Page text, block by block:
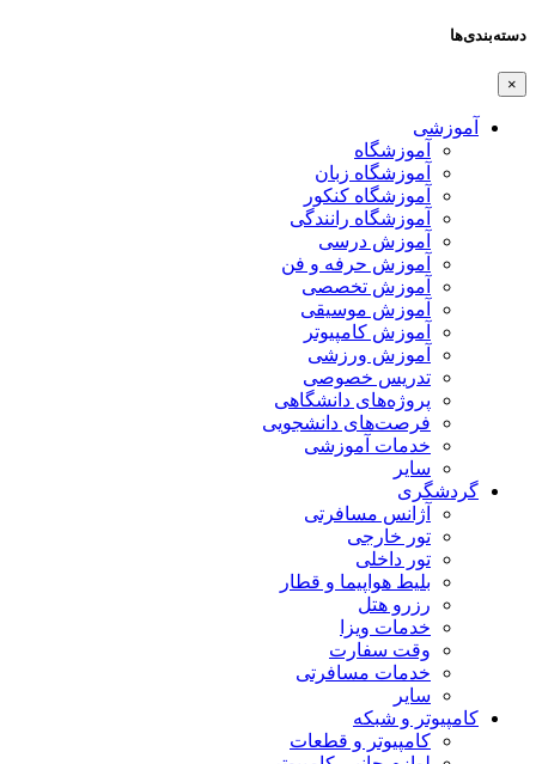
دسته‌بندی‌ها
×
آموزشی
آموزشگاه
آموزشگاه زبان
آموزشگاه کنکور
آموزشگاه رانندگی
آموزش درسی
آموزش حرفه و فن
آموزش تخصصی
آموزش موسیقی
آموزش کامپیوتر
آموزش ورزشی
تدریس خصوصی
پروژه‌های دانشگاهی
فرصت‌های دانشجویی
خدمات آموزشی
سایر
گردشگری
آژانس مسافرتی
تور خارجی
تور داخلی
بلیط هواپیما و قطار
رزرو هتل
خدمات ویزا
وقت سفارت
خدمات مسافرتی
سایر
کامپیوتر و شبکه
کامپیوتر و قطعات